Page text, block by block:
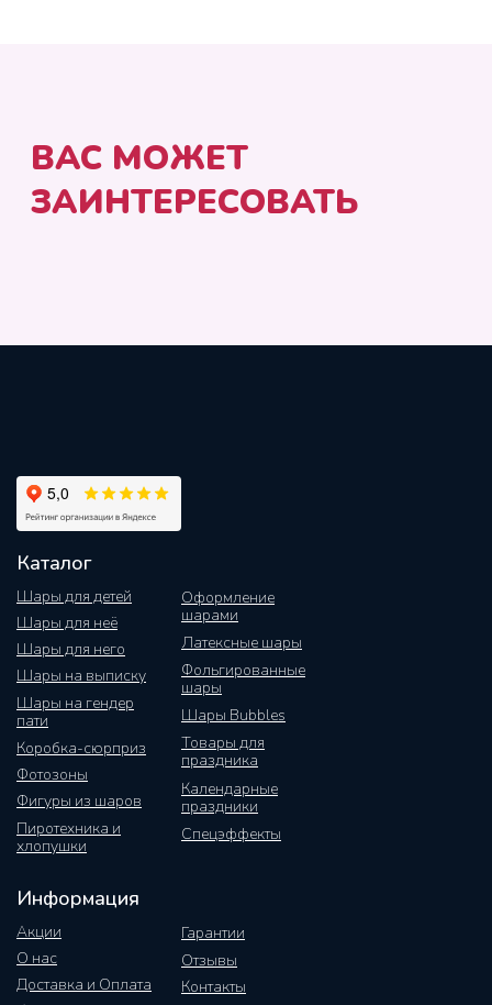
Каталог
Шары для детей
Шары для неё
Шары на выписку
Шары на гендер
пати
Коробка-сюрприз
Фотозоны
Оформление
шарами
Фигуры из шаров
Латексные шары
Фольгированные
шары
Шары Bubbles
Шары для него
Товары для
праздника
Календарные
праздники
Пиротехника и
хлопушки
Спецэффекты
Информация
Акции
О нас
Гарантии
Отзывы
Контакты
Доставка и Оплата